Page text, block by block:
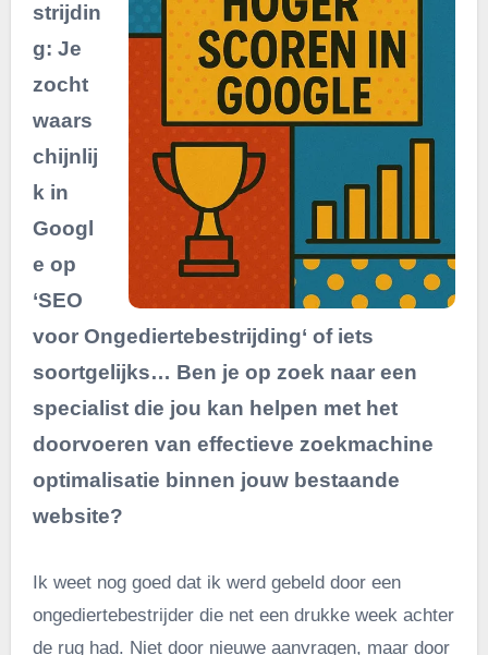
strijdin
g: Je
zocht
waars
chijnlij
k in
Googl
e op
‘SEO
voor Ongediertebestrijding‘ of iets
soortgelijks… Ben je op zoek naar een
specialist die jou kan helpen met het
doorvoeren van effectieve zoekmachine
optimalisatie binnen jouw bestaande
website?
Ik weet nog goed dat ik werd gebeld door een
ongediertebestrijder die net een drukke week achter
de rug had. Niet door nieuwe aanvragen, maar door